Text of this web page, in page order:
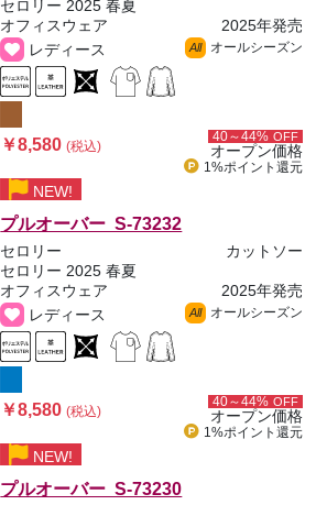
セロリー 2025 春夏
オフィスウェア
2025年発売
レディース
All オールシーズン
￥8,580(税込)
40～44% OFF
オープン価格
1%ポイント 還元
NEW!
プルオーバー S-73232
セロリー
カットソー
セロリー 2025 春夏
オフィスウェア
2025年発売
レディース
All オールシーズン
￥8,580(税込)
40～44% OFF
オープン価格
1%ポイント 還元
NEW!
プルオーバー S-73230